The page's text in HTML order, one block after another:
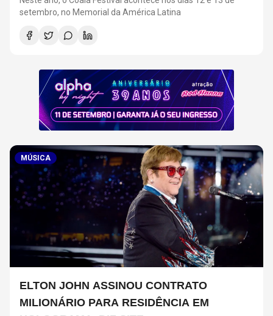
MÚSICA
ELTON JOHN ASSINOU CONTRATO
MILIONÁRIO PARA RESIDÊNCIA EM